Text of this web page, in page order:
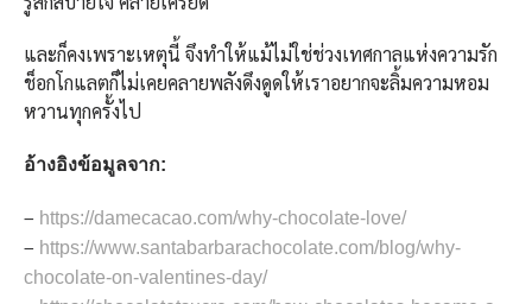
และก็คงเพราะเหตุนี้ จึงทำให้แม้ไม่ใช่ช่วงเทศกาลแห่งความรัก
ช็อกโกแลตก็ไม่เคยคลายพลังดึงดูดให้เราอยากจะลิ้มความหอม
หวานทุกครั้งไป
อ้างอิงข้อมูลจาก:
– https://damecacao.com/why-chocolate-love/
– https://www.santabarbarachocolate.com/blog/why-
chocolate-on-valentines-day/